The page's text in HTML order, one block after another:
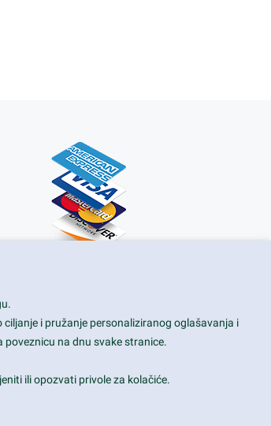
i pružanje personaliziranog oglašavanja i
na dnu svake stranice.
ili opozvati privole za kolačiće.